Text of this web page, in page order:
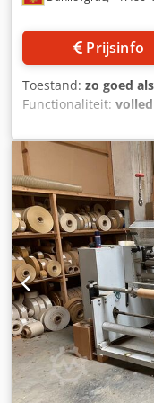
Prijsinfo
Toestand: zo goed
Functionaliteit:
lamineermachine